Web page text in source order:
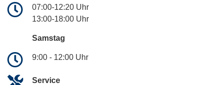
07:00-12:20 Uhr
13:00-18:00 Uhr
Samstag
9:00 - 12:00 Uhr
Service